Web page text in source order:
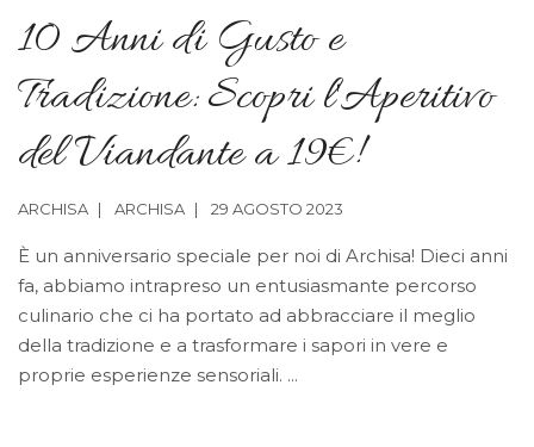
10 Anni di Gusto e
Tradizione: Scopri l'Aperitivo
del Viandante a 19€!
ARCHISA ARCHISA 29 AGOSTO 2023
È un anniversario speciale per noi di Archisa! Dieci anni
fa, abbiamo intrapreso un entusiasmante percorso
culinario che ci ha portato ad abbracciare il meglio
della tradizione e a trasformare i sapori in vere e
proprie esperienze sensoriali. ...